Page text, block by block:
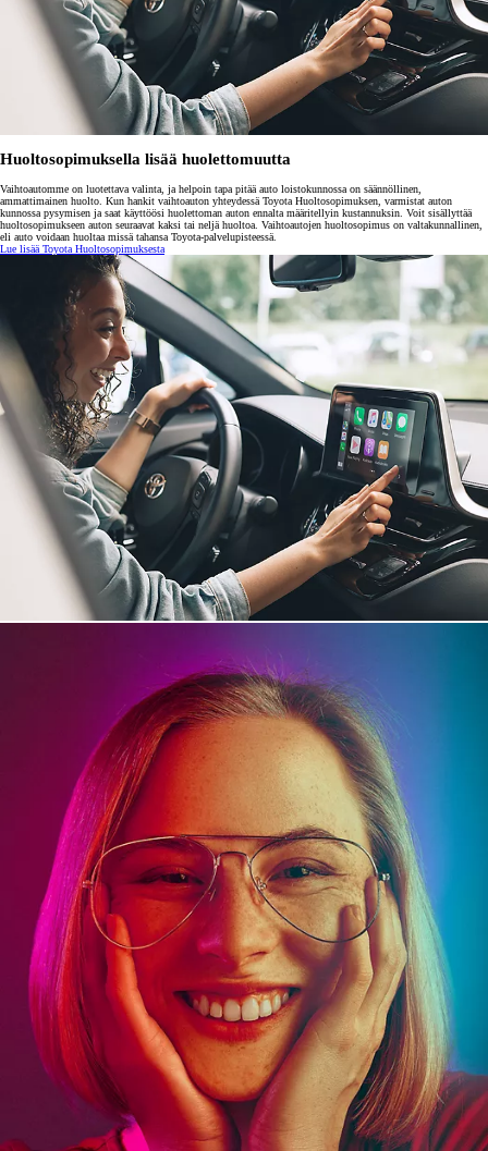
Huoltosopimuksella lisää huolettomuutta
Vaihtoautomme on luotettava valinta, ja helpoin tapa pitää auto loistokunnossa on säännöllinen,
ammattimainen huolto. Kun hankit vaihtoauton yhteydessä Toyota Huoltosopimuksen, varmistat auton
kunnossa pysymisen ja saat käyttöösi huolettoman auton ennalta määritellyin kustannuksin. Voit sisällyttää
huoltosopimukseen auton seuraavat kaksi tai neljä huoltoa. Vaihtoautojen huoltosopimus on valtakunnallinen,
eli auto voidaan huoltaa missä tahansa Toyota-palvelupisteessä.
Lue lisää Toyota Huoltosopimuksesta